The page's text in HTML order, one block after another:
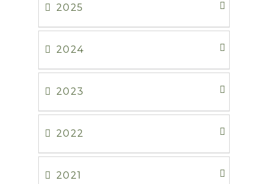
2025
2024
2023
2022
2021